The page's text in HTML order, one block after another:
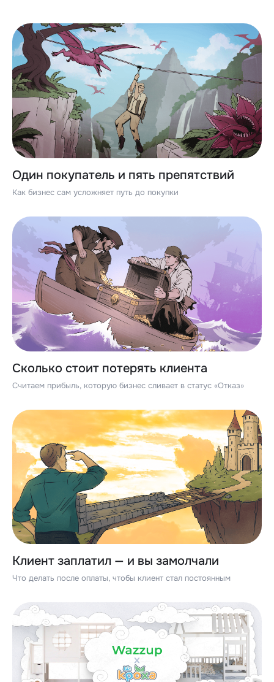
Один покупатель и пять препятствий
Как бизнес сам усложняет путь до покупки
Сколько стоит потерять клиента
Считаем прибыль, которую бизнес сливает в статус «Отказ»
Клиент заплатил — и вы замолчали
Что делать после оплаты, чтобы клиент стал постоянным